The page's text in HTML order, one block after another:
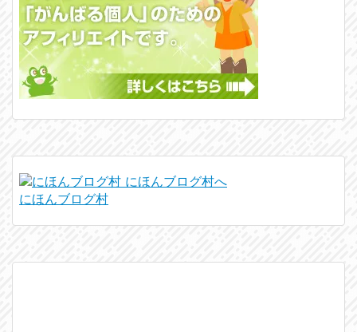
にほんブログ村